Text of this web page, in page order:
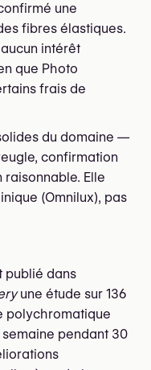
une
fibres élastiques.
intérêt
que Photo
frais de
du domaine —
confirmation
Elle
(Omnilux), pas
publié dans
une étude sur 136
polychromatique
pendant 30